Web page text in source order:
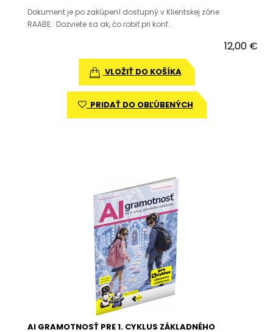
Dokument je po zakúpení dostupný v Klientskej zóne
RAABE. Dozviete sa ak, čo robiť pri konf..
12,00 €
VLOŽIŤ DO KOŠÍKA
PRIDAŤ DO OBĽÚBENÝCH
AI GRAMOTNOSŤ PRE 1. CYKLUS ZÁKLADNÉHO